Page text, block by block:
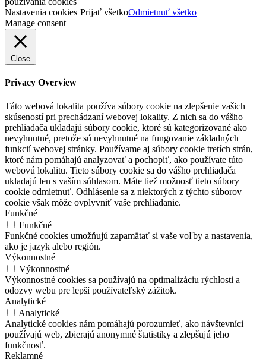
Nastavenia cookies Prijať všetkoOdmietnuť všetko
Manage consent
Close
Privacy Overview
Táto webová lokalita používa súbory cookie na zlepšenie vašich
skúseností pri prechádzaní webovej lokality. Z nich sa do vášho
prehliadača ukladajú súbory cookie, ktoré sú kategorizované ako
nevyhnutné, pretože sú nevyhnutné na fungovanie základných
funkcií webovej stránky. Používame aj súbory cookie tretích strán,
ktoré nám pomáhajú analyzovať a pochopiť, ako používate túto
webovú lokalitu. Tieto súbory cookie sa do vášho prehliadača
ukladajú len s vaším súhlasom. Máte tiež možnosť tieto súbory
cookie odmietnuť. Odhlásenie sa z niektorých z týchto súborov
cookie však môže ovplyvniť vaše prehliadanie.
Funkčné
Funkčné
Funkčné cookies umožňujú zapamätať si vaše voľby a nastavenia,
ako je jazyk alebo región.
Výkonnostné
Výkonnostné
Výkonnostné cookies sa používajú na optimalizáciu rýchlosti a
odozvy webu pre lepší používateľský zážitok.
Analytické
Analytické
Analytické cookies nám pomáhajú porozumieť, ako návštevníci
používajú web, zbierajú anonymné štatistiky a zlepšujú jeho
funkčnosť.
Reklamné